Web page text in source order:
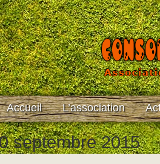
Accueil L’association
septembre 2015